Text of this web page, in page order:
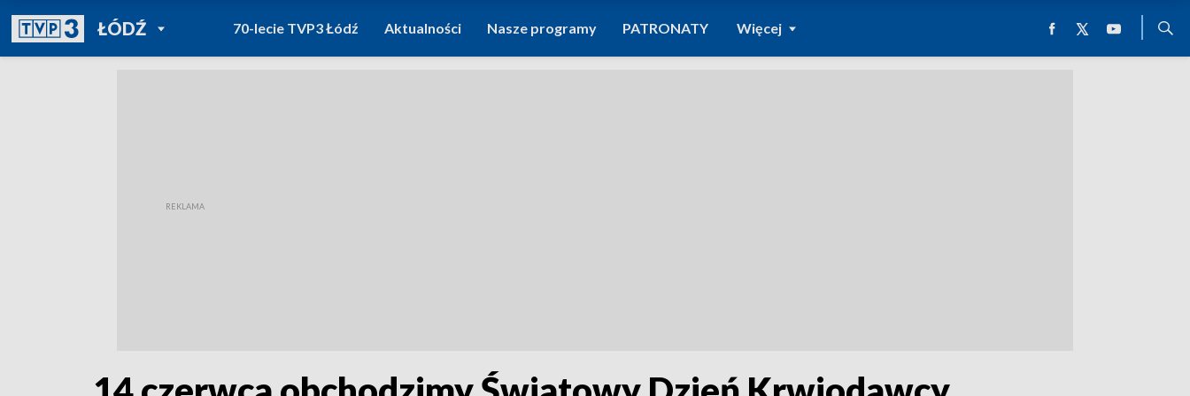
ŁÓDŹPOWRÓT DO
TVP REGIONY
70-lecie TVP3 Łódź Aktualności Nasze programy PATRONATY Więcej